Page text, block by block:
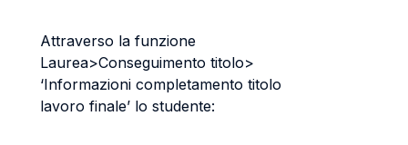
Attraverso la funzione
Laurea>Conseguimento titolo>
‘Informazioni completamento titolo
lavoro finale’ lo studente: